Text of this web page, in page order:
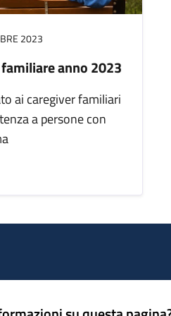
2023
anno 2023
ai caregiver familiari
a persone con